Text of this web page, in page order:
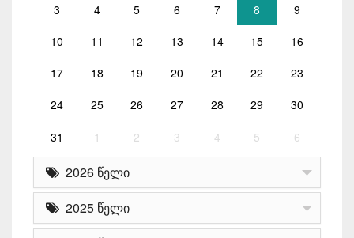
3 4 5 6 7 8 9
10 11 12 13 14 15 16
17 18 19 20 21 22 23
24 25 26 27 28 29 30
31 1 2 3 4 5 6
2026 წელი
2025 წელი